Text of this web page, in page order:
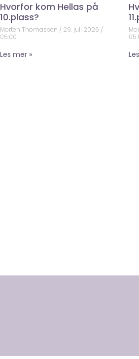
Hvorfor kom Hellas på
10.plass?
Morten Thomassen
29. juli 2026
05:00
Les mer »